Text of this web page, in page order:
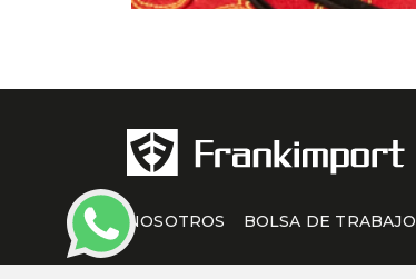
NOSOTROS BOLSA DE TRABAJO